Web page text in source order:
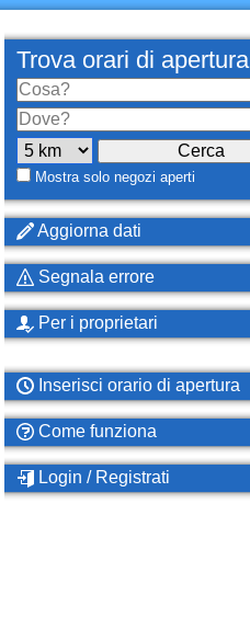
Trova orari di apertura
Mostra solo negozi aperti
Aggiorna dati
Segnala errore
Per i proprietari
Inserisci orario di apertura
Come funziona
Login / Registrati